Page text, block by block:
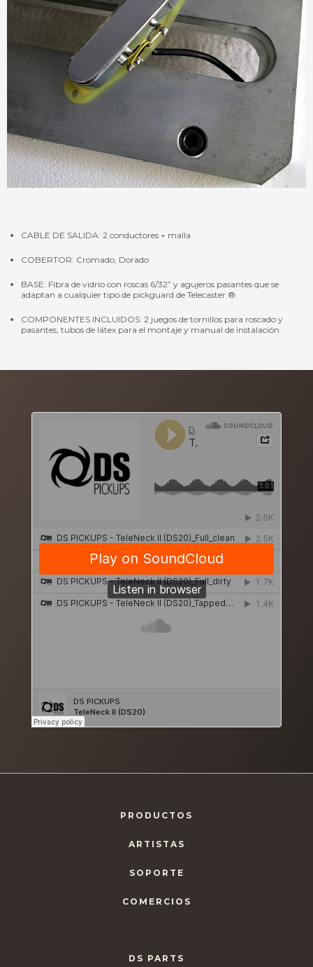
CABLE DE SALIDA: 2 conductores + malla
COBERTOR: Cromado, Dorado
BASE: Fibra de vidrio con roscas 6/32” y agujeros pasantes que se
adaptan a cualquier tipo de pickguard de Telecaster ®.
COMPONENTES INCLUIDOS: 2 juegos de tornillos para roscado y
pasantes, tubos de látex para el montaje y manual de instalación.
PRODUCTOS
ARTISTAS
SOPORTE
COMERCIOS
DS PARTS